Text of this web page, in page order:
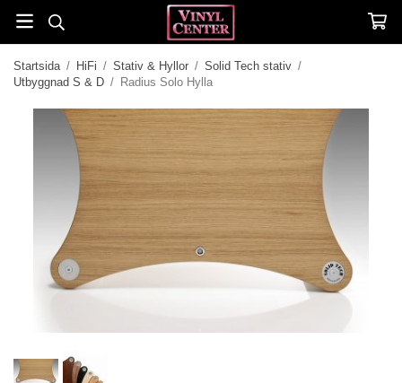
Startsida / HiFi / Stativ & Hyllor / Solid Tech stativ /
Utbyggnad S & D / Radius Solo Hylla